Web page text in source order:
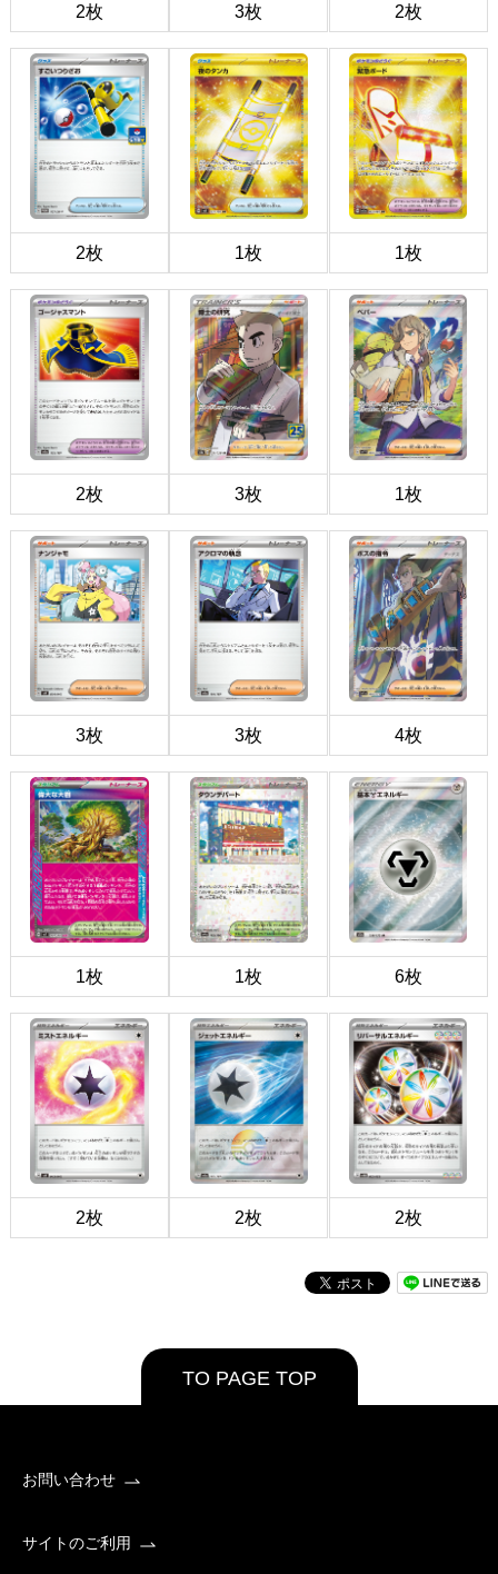
2枚 3枚 2枚
2枚 1枚 1枚
2枚 3枚 1枚
3枚 3枚 4枚
1枚 1枚 6枚
2枚 2枚 2枚
TO PAGE TOP
お問い合わせ
サイトのご利用